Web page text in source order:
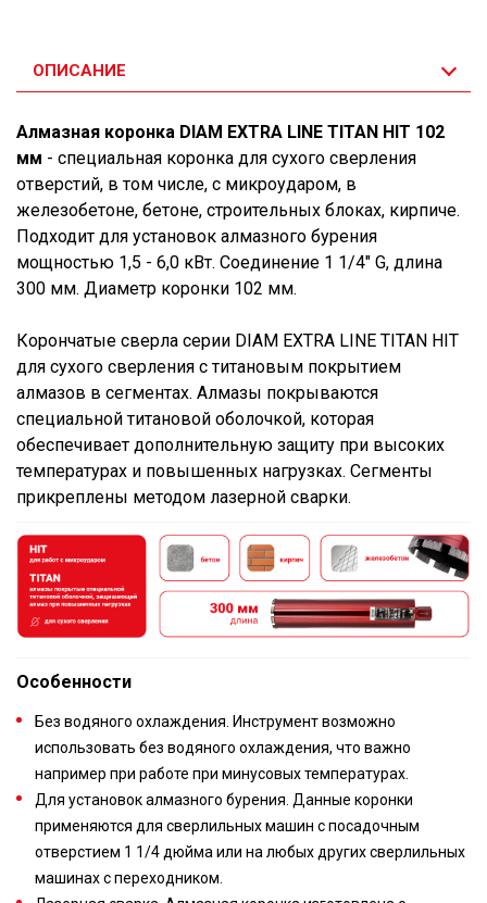
ОПИСАНИЕ
Алмазная коронка DIAM EXTRA LINE TITAN HIT 102
мм - специальная коронка для сухого сверления
отверстий, в том числе, с микроударом, в
железобетоне, бетоне, строительных блоках, кирпиче.
Подходит для установок алмазного бурения
мощностью 1,5 - 6,0 кВт. Соединение 1 1/4" G, длина
300 мм. Диаметр коронки 102 мм.
Корончатые сверла серии DIAM EXTRA LINE TITAN HIT
для сухого сверления с титановым покрытием
алмазов в сегментах. Алмазы покрываются
специальной титановой оболочкой, которая
обеспечивает дополнительную защиту при высоких
температурах и повышенных нагрузках. Сегменты
прикреплены методом лазерной сварки.
Особенности
Без водяного охлаждения. Инструмент возможно
использовать без водяного охлаждения, что важно
например при работе при минусовых температурах.
Для установок алмазного бурения. Данные коронки
применяются для сверлильных машин с посадочным
отверстием 1 1/4 дюйма или на любых других сверлильных
машинах с переходником.